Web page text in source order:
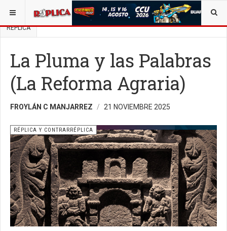
ESTÁ AQUÍ: BUSCAR UN ARTÍCULO EN POLÍTICA OPINIÓN
RÉPLICA
La Pluma y las Palabras
(La Reforma Agraria)
FROYLÁN C MANJARREZ 21 NOVIEMBRE 2025
RÉPLICA Y CONTRARRÉPLICA